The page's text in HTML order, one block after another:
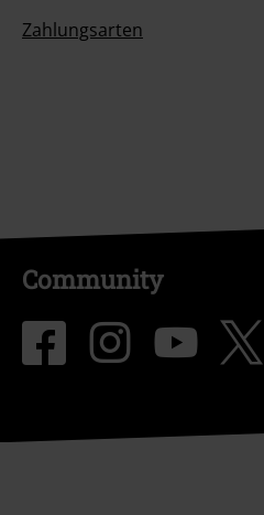
Zahlungsarten
Community